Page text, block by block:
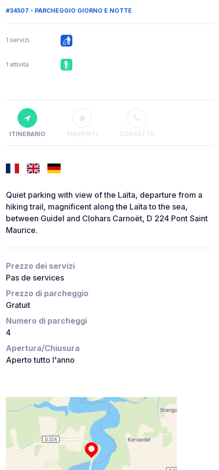
#34507 - PARCHEGGIO GIORNO E NOTTE
1 servizi
1 attività
ITINERARIO PREFERITI CONTATTO
Quiet parking with view of the Laïta, departure from a
hiking trail, magnificent along the Laïta to the sea,
between Guidel and Clohars Carnoët, D 224 Pont Saint
Maurice.
Prezzo dei servizi
Pas de services
Prezzo di parcheggio
Gratuit
Numero di parcheggi
4
Apertura/Chiusura
Aperto tutto l'anno